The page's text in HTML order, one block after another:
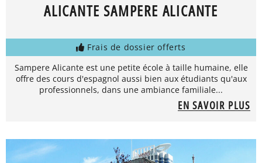
ALICANTE SAMPERE ALICANTE
Frais de dossier offerts
Sampere Alicante est une petite école à taille humaine, elle
offre des cours d'espagnol aussi bien aux étudiants qu'aux
professionnels, dans une ambiance familiale...
EN SAVOIR PLUS